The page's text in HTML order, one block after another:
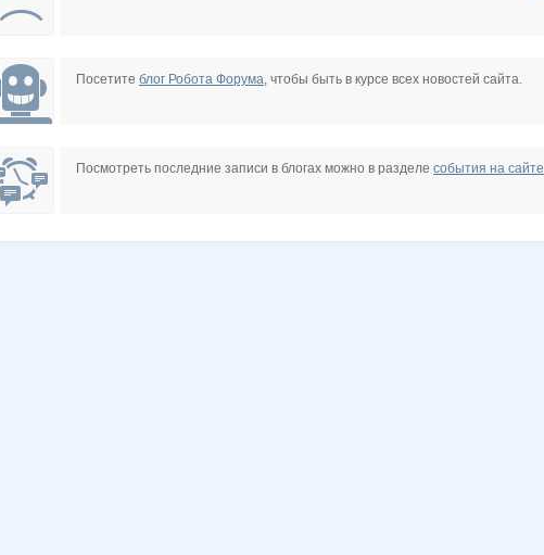
Посетите блог Робота Форума, чтобы быть в курсе всех новостей сайта.
Посмотреть последние записи в блогах можно в разделе события на сайте